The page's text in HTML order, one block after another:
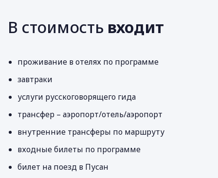
В стоимость входит
проживание в отелях по программе
завтраки
услуги русскоговорящего гида
трансфер – аэропорт/отель/аэропорт
внутренние трансферы по маршруту
входные билеты по программе
билет на поезд в Пусан